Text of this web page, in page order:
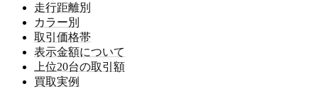
走行距離別
カラー別
取引価格帯
表示金額について
上位20台の取引額
買取実例